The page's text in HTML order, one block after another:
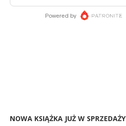
NOWA KSIĄŻKA JUŻ W SPRZEDAŻY